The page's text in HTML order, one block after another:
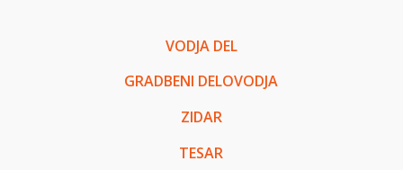
VODJA DEL
GRADBENI DELOVODJA
ZIDAR
TESAR